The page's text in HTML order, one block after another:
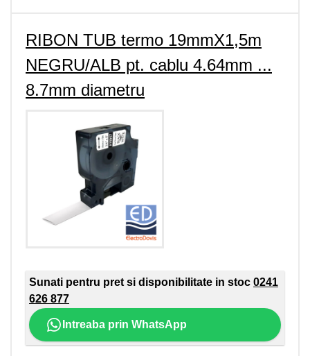
RIBON TUB termo 19mmX1,5m
NEGRU/ALB pt. cablu 4.64mm ...
8.7mm diametru
Sunati pentru pret si disponibilitate in stoc 0241
626 877
Intreaba prin WhatsApp